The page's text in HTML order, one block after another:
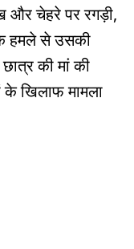
और चेहरे पर रगड़ी,
हमले से उसकी
की मां की
के खिलाफ मामला